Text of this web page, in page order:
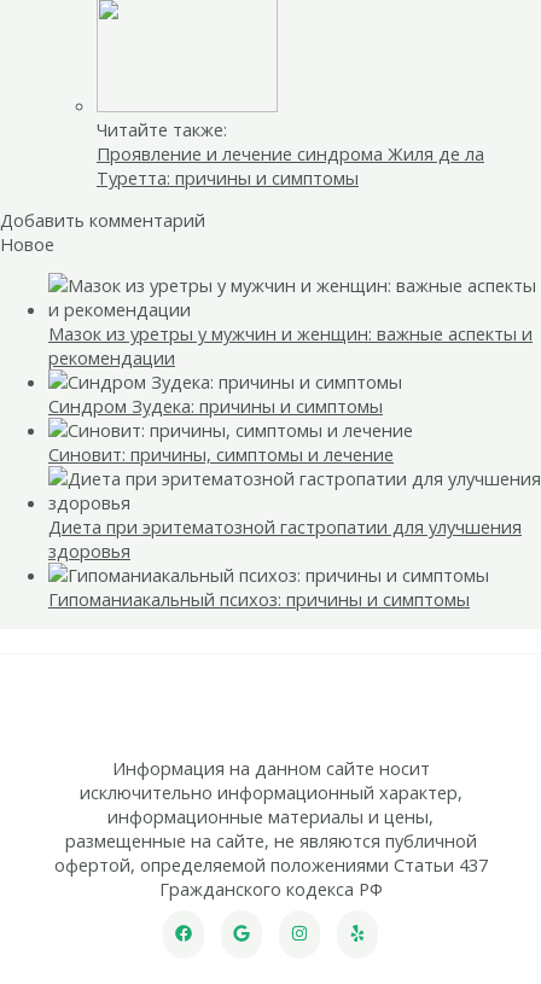
Читайте также:
Проявление и лечение синдрома Жиля де ла
Туретта: причины и симптомы
Добавить комментарий
Новое
Мазок из уретры у мужчин и женщин: важные аспекты и
рекомендации
Синдром Зудека: причины и симптомы
Синовит: причины, симптомы и лечение
Диета при эритематозной гастропатии для улучшения
здоровья
Гипоманиакальный психоз: причины и симптомы
Информация на данном сайте носит
исключительно информационный характер,
информационные материалы и цены,
размещенные на сайте, не являются публичной
офертой, определяемой положениями Статьи 437
Гражданского кодекса РФ